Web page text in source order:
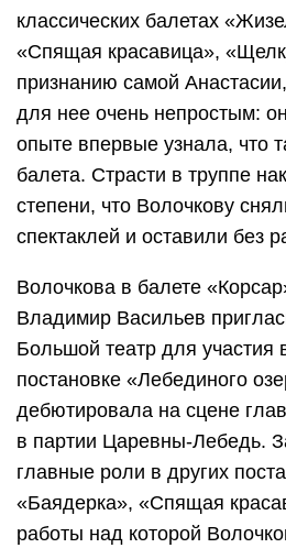
классических балетах
«Спящая красавица»,
признанию самой
для нее очень непростым:
опыте впервые узнала, что
балета. Страсти в труппе
степени, что Волочкову
спектаклей и оставили без
Волочкова в балете
Владимир Васильев
Большой театр для участия
постановке «Лебединого
дебютировала на сцене
в партии Царевны-Лебедь.
главные роли в других
«Баядерка», «Спящая
работы над которой